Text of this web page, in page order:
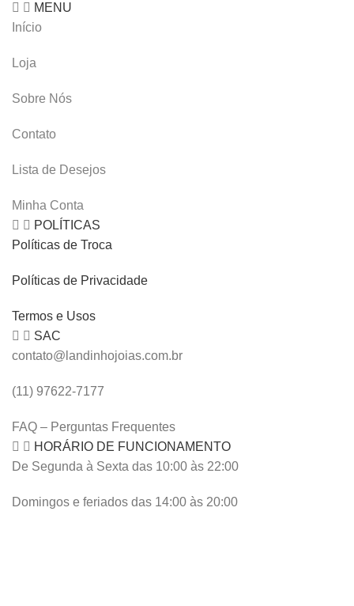
MENU
Início
Loja
Sobre Nós
Contato
Lista de Desejos
Minha Conta
POLÍTICAS
Políticas de Troca
Políticas de Privacidade
Termos e Usos
SAC
contato@landinhojoias.com.br
(11) 97622-7177
FAQ – Perguntas Frequentes
HORÁRIO DE FUNCIONAMENTO
De Segunda à Sexta das 10:00 às 22:00
Domingos e feriados das 14:00 às 20:00